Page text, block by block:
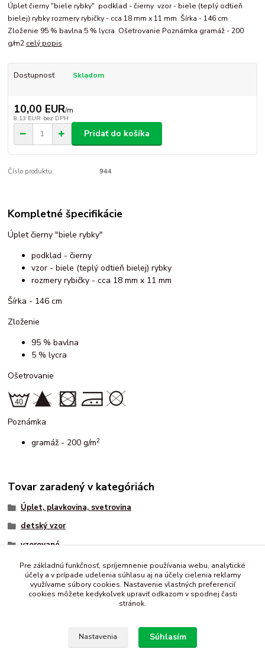
Úplet čierny "biele rybky" podklad - čierny vzor - biele (teplý odtieň
bielej) rybky rozmery rybičky - cca 18 mm x 11 mm Šírka - 146 cm
Zloženie 95 % bavlna 5 % lycra Ošetrovanie Poznámka gramáž - 200
g/m2 celý popis
Dostupnosť Skladom
10,00 EUR/m
8,13 EUR bez DPH
Pridať do košíka
Číslo produktu: 944
Kompletné špecifikácie
Úplet čierny "biele rybky"
podklad - čierny
vzor - biele (teplý odtieň bielej) rybky
rozmery rybičky - cca 18 mm x 11 mm
Šírka - 146 cm
Zloženie
95 % bavlna
5 % lycra
Ošetrovanie
Poznámka
gramáž - 200 g/m2
Tovar zaradený v kategóriách
Úplet, plavkovina, svetrovina
detský vzor
vzorované
zvierací motív
rôzne
Pre základnú funkčnosť, spríjemnenie používania webu, analytické
účely a v prípade udelenia súhlasu aj na účely cielenia reklamy
využívame súbory cookies. Nastavenie vlastných preferencií
cookies môžete kedykoľvek upraviť odkazom v spodnej časti
stránok.
Nastavenia Súhlasím